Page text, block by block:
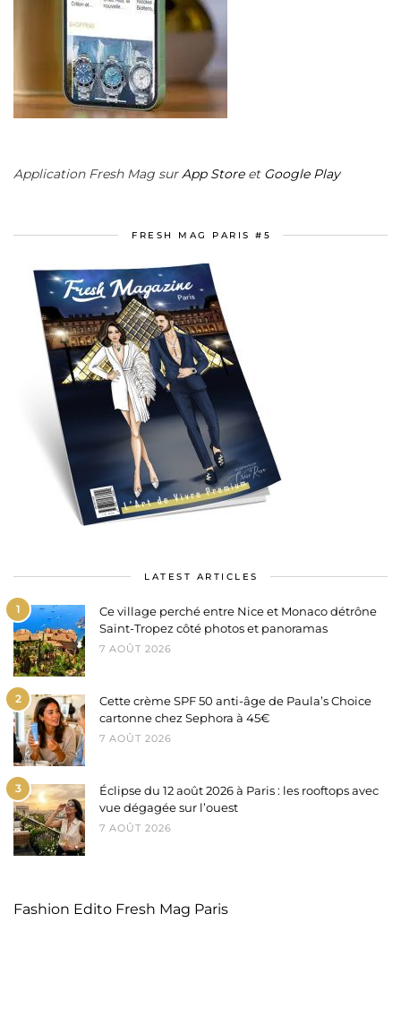
Application Fresh Mag surApp Storeet Google Play
FRESH MAG PARIS #5
LATEST ARTICLES
1
Ce village perché entre Nice et Monaco détrône
Saint-Tropez côté photos et panoramas
7 AOÛT 2026
2
Cette crème SPF 50 anti-âge de Paula’s Choice
cartonne chez Sephora à 45€
7 AOÛT 2026
3
Éclipse du 12 août 2026 à Paris : les rooftops avec
vue dégagée sur l’ouest
7 AOÛT 2026
Fashion Edito Fresh Mag Paris